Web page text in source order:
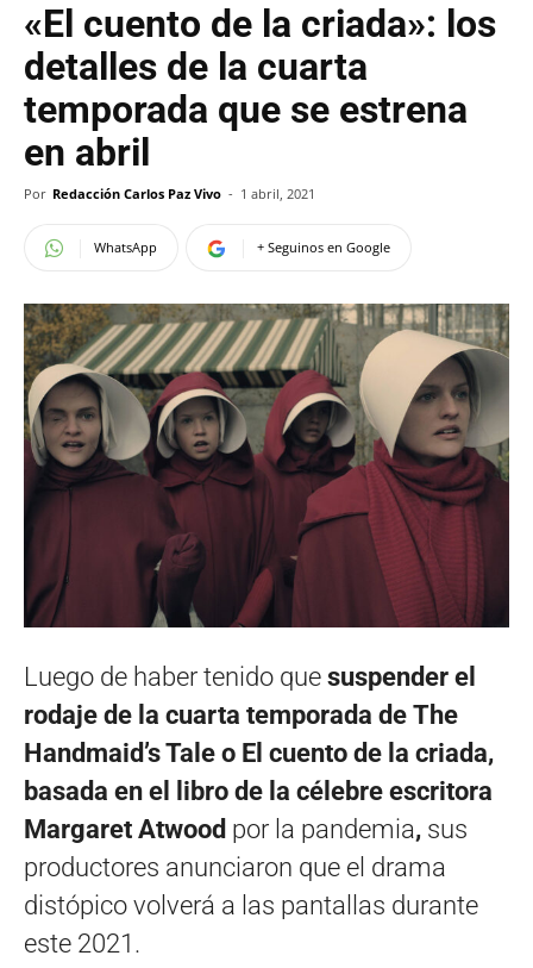
«El cuento de la criada»: los
detalles de la cuarta
temporada que se estrena
en abril
Por Redacción Carlos Paz Vivo - 1 abril, 2021
WhatsApp + Seguinos en Google
Luego de haber tenido que suspender el
rodaje de la cuarta temporada de The
Handmaid’s Tale o El cuento de la criada,
basada en el libro de la célebre escritora
Margaret Atwood por la pandemia, sus
productores anunciaron que el drama
distópico volverá a las pantallas durante
este 2021.